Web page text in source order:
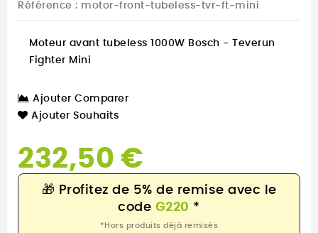
Référence : motor-front-tubeless-tvr-ft-mini
Moteur avant tubeless 1000W Bosch - Teverun
Fighter Mini
Ajouter Comparer
Ajouter Souhaits
232,50 €
🎁 Profitez de 5% de remise avec le
code G220 *
*Hors produits déjà remisés